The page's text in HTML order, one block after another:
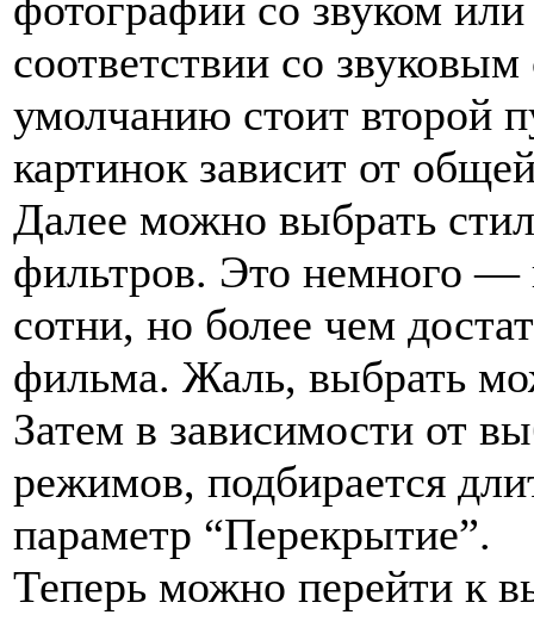
соответствии со
умолчанию стоит второй
картинок зависит от
Далее можно выбрать
фильтров. Это немного —
сотни, но более чем
фильма. Жаль, выбрать
Затем в зависимости от
режимов, подбирается
параметр “Перекрытие”.
Теперь можно перейти к